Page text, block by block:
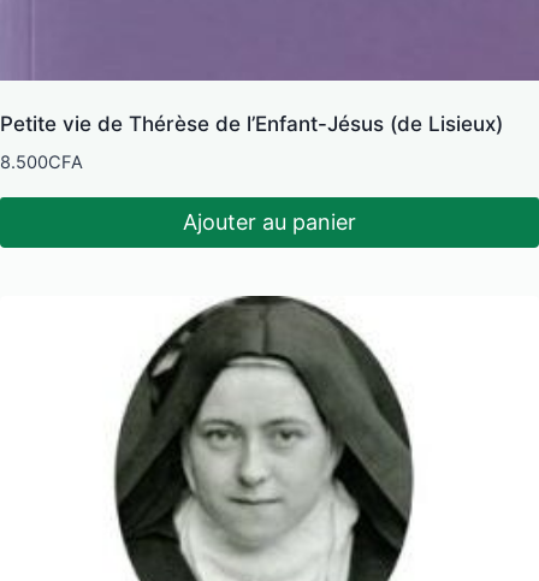
Petite vie de Thérèse de l’Enfant-Jésus (de Lisieux)
8.500CFA
Ajouter au panier